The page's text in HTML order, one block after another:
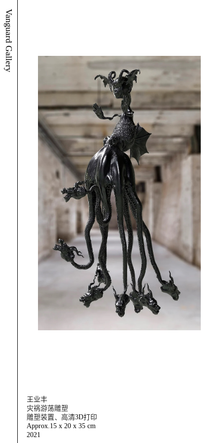
Vanguard Gallery
王业丰
灾祸游荡雕塑
雕塑装置、高清3D打印
Approx.15 x 20 x 35 cm
2021